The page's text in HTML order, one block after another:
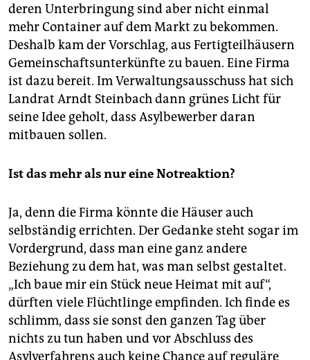
genossenschaft
epaper login
deren Unterbringung sind aber nicht einmal
mehr Container auf dem Markt zu bekommen.
Deshalb kam der Vorschlag, aus Fertigteilhäusern
Gemeinschaftsunterkünfte zu bauen. Eine Firma
ist dazu bereit. Im Verwaltungsausschuss hat sich
Landrat Arndt Steinbach dann grünes Licht für
seine Idee geholt, dass Asylbewerber daran
mitbauen sollen.
Ist das mehr als nur eine Notreaktion?
Ja, denn die Firma könnte die Häuser auch
selbständig errichten. Der Gedanke steht sogar im
Vordergrund, dass man eine ganz andere
Beziehung zu dem hat, was man selbst gestaltet.
„Ich baue mir ein Stück neue Heimat mit auf“,
dürften viele Flüchtlinge empfinden. Ich finde es
schlimm, dass sie sonst den ganzen Tag über
nichts zu tun haben und vor Abschluss des
Asylverfahrens auch keine Chance auf reguläre